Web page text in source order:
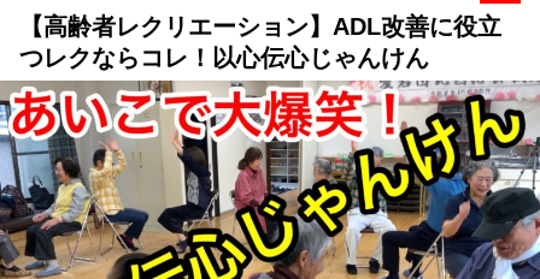
【高齢者レクリエーション】ADL改善に役立
つレクならコレ！以心伝心じゃんけん